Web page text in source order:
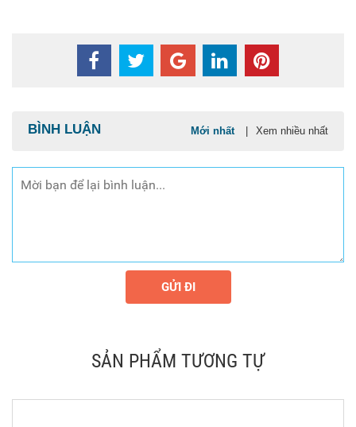
BÌNH LUẬN Mới nhất Xem nhiều nhất
GỬI ĐI
SẢN PHẨM TƯƠNG TỰ